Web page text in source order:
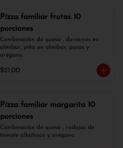
Pizza familiar frutas 10
porciones
Combinación de queso , duraznos en
almíbar, piña en almíbar, pasas y
orégano.
$21.00
Pizza familiar margarita 10
porciones
Combinación de queso , rodajas de
tomate albahaca y orégano.